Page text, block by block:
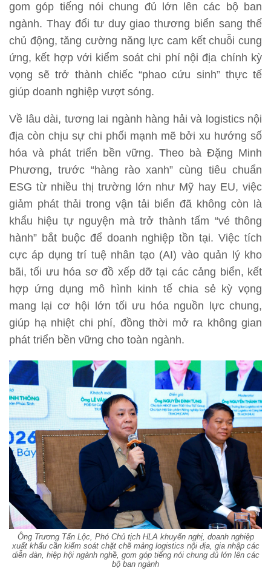
gom góp tiếng nói chung đủ lớn lên các bộ ban
ngành. Thay đổi tư duy giao thương biển sang thế
chủ động, tăng cường năng lực cam kết chuỗi cung
ứng, kết hợp với kiểm soát chi phí nội địa chính kỳ
vọng sẽ trở thành chiếc “phao cứu sinh” thực tế
giúp doanh nghiệp vượt sóng.
Về lâu dài, tương lai ngành hàng hải và logistics nội
địa còn chịu sự chi phối mạnh mẽ bởi xu hướng số
hóa và phát triển bền vững. Theo bà Đặng Minh
Phương, trước “hàng rào xanh” cùng tiêu chuẩn
ESG từ nhiều thị trường lớn như Mỹ hay EU, việc
giảm phát thải trong vận tải biển đã không còn là
khẩu hiệu tự nguyện mà trở thành tấm “vé thông
hành” bắt buộc để doanh nghiệp tồn tại. Việc tích
cực áp dụng trí tuệ nhân tạo (AI) vào quản lý kho
bãi, tối ưu hóa sơ đồ xếp dỡ tại các cảng biển, kết
hợp ứng dụng mô hình kinh tế chia sẻ kỳ vọng
mang lại cơ hội lớn tối ưu hóa nguồn lực chung,
giúp hạ nhiệt chi phí, đồng thời mở ra không gian
phát triển bền vững cho toàn ngành.
Ông Trương Tấn Lộc, Phó Chủ tịch HLA khuyến nghị, doanh nghiệp
xuất khẩu cần kiểm soát chặt chẽ mảng logistics nội địa, gia nhập các
diễn đàn, hiệp hội ngành nghề, gom góp tiếng nói chung đủ lớn lên các
bộ ban ngành